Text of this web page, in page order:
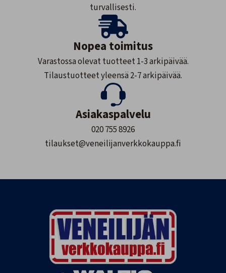
turvallisesti.
Nopea toimitus
Varastossa olevat tuotteet 1-3 arkipäivää.
Tilaustuotteet yleensä 2-7 arkipäivää.
Asiakaspalvelu
020 755 8926
tilaukset@veneilijanverkkokauppa.fi